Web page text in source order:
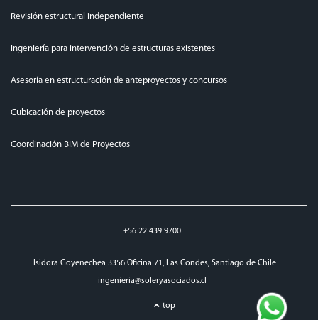
Revisión estructural independiente
Ingeniería para intervención de estructuras existentes
Asesoría en estructuración de anteproyectos y concursos
Cubicación de proyectos
Coordinación BIM de Proyectos
+56 22 439 9700
Isidora Goyenechea 3356 Oficina 71, Las Condes, Santiago de Chile
ingenieria@soleryasociados.cl
top